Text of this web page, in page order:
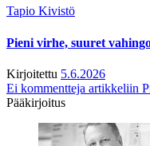
Tapio Kivistö
Pieni virhe, suuret
Kirjoitettu 5.6.2026
Ei kommentteja artikkeliin
Pääkirjoitus